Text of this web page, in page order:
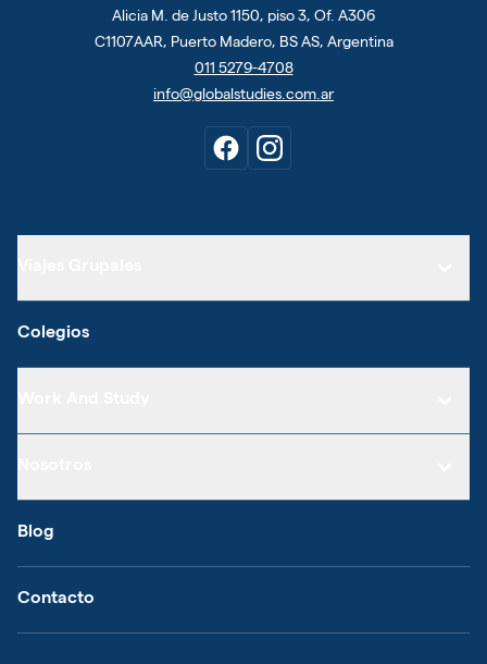
Alicia M. de Justo 1150, piso 3, Of. A306
C1107AAR, Puerto Madero, BS AS, Argentina
011 5279-4708
info@globalstudies.com.ar
Colegios
Blog
Contacto